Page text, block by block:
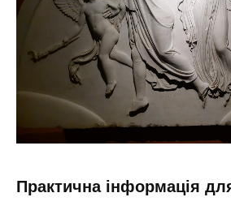
Практична інформація